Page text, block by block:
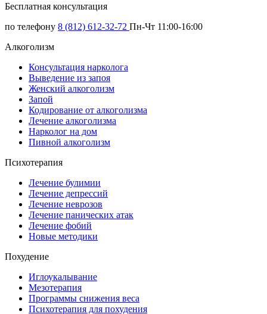
Бесплатная консультация
по телефону 8 (812) 612-32-72 Пн-Чт 11:00-16:00
Алкоголизм
Консультация нарколога
Выведение из запоя
Женский алкоголизм
Запой
Кодирование от алкоголизма
Лечение алкоголизма
Нарколог на дом
Пивной алкоголизм
Психотерапия
Лечение булимии
Лечение депрессий
Лечение неврозов
Лечение панических атак
Лечение фобий
Новые методики
Похудение
Иглоукалывание
Мезотерапия
Программы снижения веса
Психотерапия для похудения